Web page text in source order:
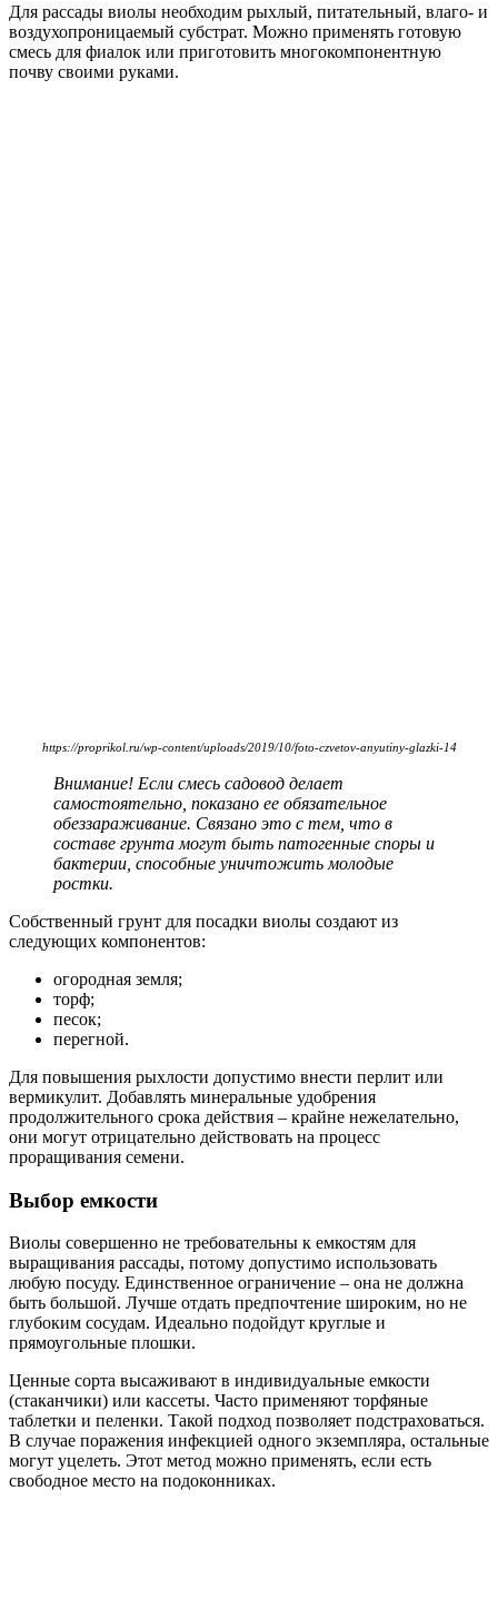
Для рассады виолы необходим рыхлый, питательный, влаго- и
воздухопроницаемый субстрат. Можно применять готовую
смесь для фиалок или приготовить многокомпонентную
почву своими руками.
https://proprikol.ru/wp-content/uploads/2019/10/foto-czvetov-anyutiny-glazki-14
Внимание! Если смесь садовод делает
самостоятельно, показано ее обязательное
обеззараживание. Связано это с тем, что в
составе грунта могут быть патогенные споры и
бактерии, способные уничтожить молодые
ростки.
Собственный грунт для посадки виолы создают из
следующих компонентов:
огородная земля;
торф;
песок;
перегной.
Для повышения рыхлости допустимо внести перлит или
вермикулит. Добавлять минеральные удобрения
продолжительного срока действия – крайне нежелательно,
они могут отрицательно действовать на процесс
проращивания семени.
Выбор емкости
Виолы совершенно не требовательны к емкостям для
выращивания рассады, потому допустимо использовать
любую посуду. Единственное ограничение – она не должна
быть большой. Лучше отдать предпочтение широким, но не
глубоким сосудам. Идеально подойдут круглые и
прямоугольные плошки.
Ценные сорта высаживают в индивидуальные емкости
(стаканчики) или кассеты. Часто применяют торфяные
таблетки и пеленки. Такой подход позволяет подстраховаться.
В случае поражения инфекцией одного экземпляра, остальные
могут уцелеть. Этот метод можно применять, если есть
свободное место на подоконниках.